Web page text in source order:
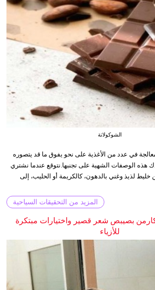
الشوكولاتة
في عدد من الأغذية على نحو يفوق ما قد يتصوره
الوصفات الشهية على تجنبها.نتوقع عندما نشتري
خليط لذيذ وغني بالدهون، كالكريمة أو الحليب، إلى
المزيد من التحقيقات السياحية
بصيبص شعر قصير واختيارات مبتكرة
للأزياء